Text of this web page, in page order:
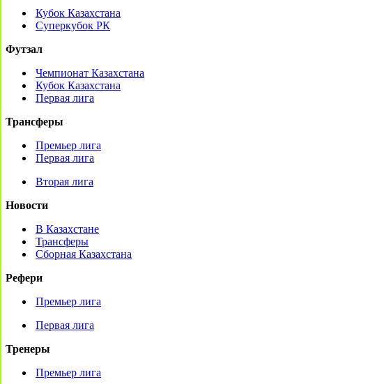
Кубок Казахстана
Суперкубок РК
Футзал
Чемпионат Казахстана
Кубок Казахстана
Первая лига
Трансферы
Премьер лига
Первая лига
Вторая лига
Новости
В Казахстане
Трансферы
Сборная Казахстана
Рефери
Премьер лига
Первая лига
Тренеры
Премьер лига